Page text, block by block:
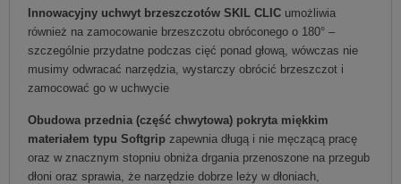
Innowacyjny uchwyt brzeszczotów SKIL CLIC umożliwia
również na zamocowanie brzeszczotu obróconego o 180° –
szczególnie przydatne podczas cięć ponad głową, wówczas nie
musimy odwracać narzędzia, wystarczy obrócić brzeszczot i
zamocować go w uchwycie
Obudowa przednia (część chwytowa) pokryta miękkim
materiałem typu Softgrip zapewnia długą i nie męczącą pracę
oraz w znacznym stopniu obniża drgania przenoszone na przegub
dłoni oraz sprawia, że narzędzie dobrze leży w dłoniach,